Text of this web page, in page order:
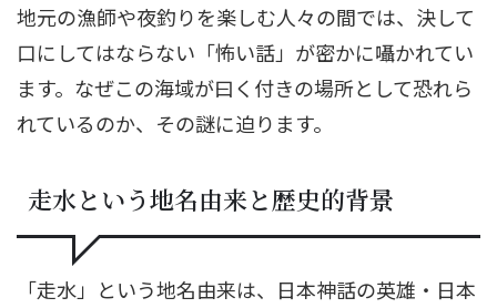
地元の漁師や夜釣りを楽しむ人々の間では、決して
口にしてはならない「怖い話」が密かに囁かれてい
ます。なぜこの海域が曰く付きの場所として恐れら
れているのか、その謎に迫ります。
走水という地名由来と歴史的背景
「走水」という地名由来は、日本神話の英雄・日本